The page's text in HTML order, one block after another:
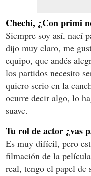
Chechi, ¿Con primi
Siempre soy así, nací
dijo muy claro, me
equipo, que andés
los partidos necesito
quiero serio en la
ocurre decir algo, lo
suave.
Tu rol de actor ¿vas
Es muy difícil, pero
filmación de la
real, tengo el papel